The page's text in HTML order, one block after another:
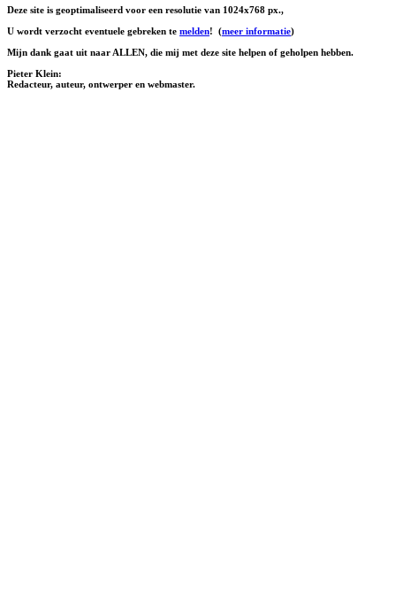
Deze site is geoptimaliseerd voor een resolutie van 1024x768 px.,
U wordt verzocht eventuele gebreken te melden! (meer informatie)
Mijn dank gaat uit naar ALLEN, die mij met deze site helpen of geholpen hebben.
Pieter Klein:
Redacteur, auteur, ontwerper en webmaster.